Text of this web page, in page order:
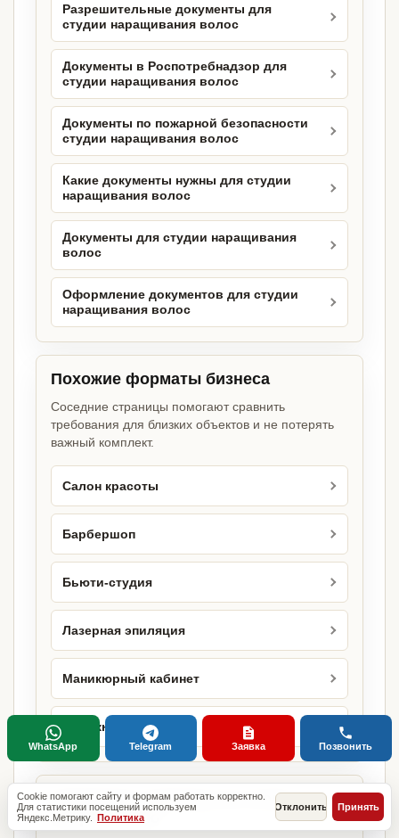
Разрешительные документы для
студии наращивания волос
Документы в Роспотребнадзор для
студии наращивания волос
Документы по пожарной безопасности
студии наращивания волос
Какие документы нужны для студии
наращивания волос
Документы для студии наращивания
волос
Оформление документов для студии
наращивания волос
Похожие форматы бизнеса
Соседние страницы помогают сравнить
требования для близких объектов и не потерять
важный комплект.
Салон красоты
Барбершоп
Бьюти-студия
Лазерная эпиляция
Маникюрный кабинет
Маникюрный салон
Городские страницы по этому
направлению
Cookie помогают сайту и формам работать корректно.
Для статистики посещений используем
Яндекс.Метрику. Политика
Отклонить Принять
WhatsApp Telegram Заявка Позвонить